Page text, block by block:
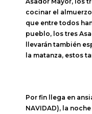
cocinar el
que entre todos
pueblo, los tres
llevarán también
la matanza, estos
Por fin llega en
NAVIDAD), la